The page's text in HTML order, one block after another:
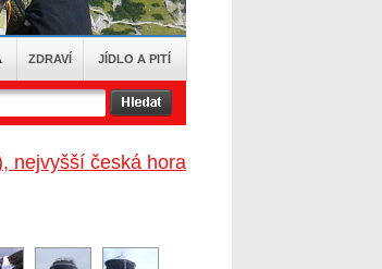
ZDRAVÍ JÍDLO A PITÍ
nejvyšší česká hora